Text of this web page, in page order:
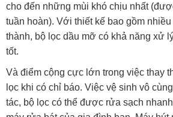
cho đến những mùi khó chịu nhất
tuần hoàn). Với thiết kế bao gồm
thành, bộ lọc dầu mỡ có khả năng xử
tốt.
Và điểm cộng cực lớn trong việc thay
lọc khi có chỉ báo. Việc vệ sinh vô
tác, bộ lọc có thể được rửa sạch